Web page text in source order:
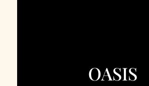
OASIS